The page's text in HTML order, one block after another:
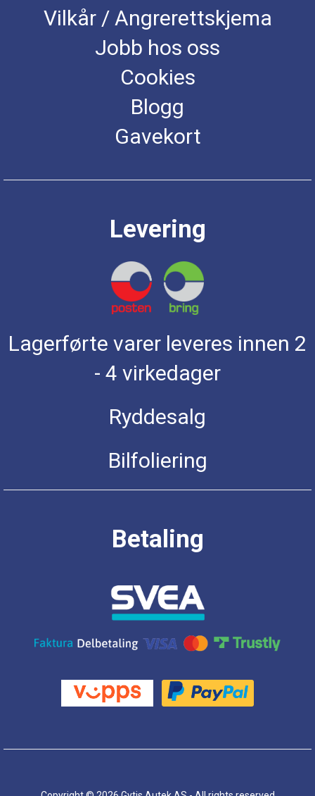
Vilkår / Angrerettskjema
Jobb hos oss
Cookies
Blogg
Gavekort
Levering
Lagerførte varer leveres innen 2
- 4 virkedager
Ryddesalg
Bilfoliering
Betaling